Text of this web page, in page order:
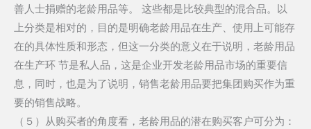
善人士捐赠的老龄用品等。 这些都是比较典型的混合品。以
上分类是相对的，目的是明确老龄用品在生产、使用上可能存
在的具体性质和形态，但这一分类的意义在于说明，老龄用品
在生产环 节是私人品，这是企业开发老龄用品市场的重要信
息，同时，也是为了说明，销售老龄用品要把集团购买作为重
要的销售战略。
（５）从购买者的角度看，老龄用品的潜在购买客户可分为：